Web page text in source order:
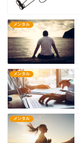
メンタル
メンタル
メンタル